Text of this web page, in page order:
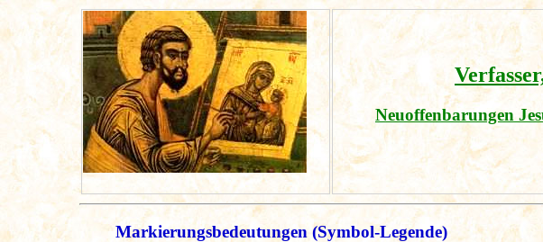
Neuoffenbarungen
Markierungsbedeutungen (Symbol-Legende)